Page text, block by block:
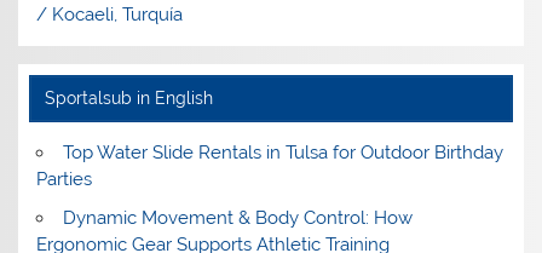
/ Kocaeli, Turquía
Sportalsub in English
Top Water Slide Rentals in Tulsa for Outdoor Birthday
Parties
Dynamic Movement & Body Control: How
Ergonomic Gear Supports Athletic Training